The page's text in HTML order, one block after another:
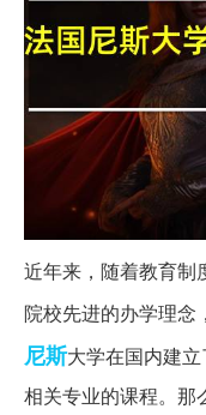
近年来，随着教育制
院校先进的办学理念
尼斯大学在国内建
相关专业的课程。那